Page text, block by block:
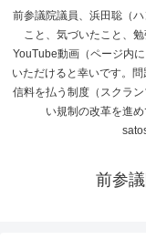
前参議院議員、浜田聡（
こと、気づいたこと、
YouTube動画（ページ内
いただけると幸いです。
信料を払う制度（スクラ
い規制の改革を進
前参